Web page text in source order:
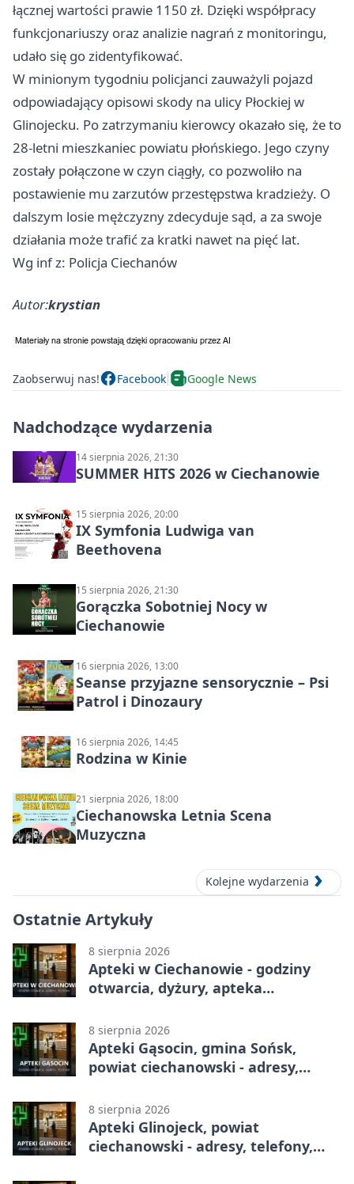
łącznej wartości prawie 1150 zł. Dzięki współpracy
funkcjonariuszy oraz analizie nagrań z monitoringu,
udało się go zidentyfikować.
W minionym tygodniu policjanci zauważyli pojazd
odpowiadający opisowi skody na ulicy Płockiej w
Glinojecku. Po zatrzymaniu kierowcy okazało się, że to
28-letni mieszkaniec powiatu płońskiego. Jego czyny
zostały połączone w czyn ciągły, co pozwoliło na
postawienie mu zarzutów przestępstwa kradzieży. O
dalszym losie mężczyzny zdecyduje sąd, a za swoje
działania może trafić za kratki nawet na pięć lat.
Wg inf z: Policja Ciechanów
Autor:krystian
Zaobserwuj nas! Facebook Google News
Nadchodzące wydarzenia
14 sierpnia 2026, 21:30
SUMMER HITS 2026 w Ciechanowie
15 sierpnia 2026, 20:00
IX Symfonia Ludwiga van
Beethovena
15 sierpnia 2026, 21:30
Gorączka Sobotniej Nocy w
Ciechanowie
16 sierpnia 2026, 13:00
Seanse przyjazne sensorycznie – Psi
Patrol i Dinozaury
16 sierpnia 2026, 14:45
Rodzina w Kinie
21 sierpnia 2026, 18:00
Ciechanowska Letnia Scena
Muzyczna
Kolejne wydarzenia
Ostatnie Artykuły
8 sierpnia 2026
Apteki w Ciechanowie - godziny
otwarcia, dyżury, apteka
8 sierpnia 2026
Apteki Gąsocin, gmina Sońsk,
powiat ciechanowski - adresy,
8 sierpnia 2026
Apteki Glinojeck, powiat
ciechanowski - adresy, telefony,